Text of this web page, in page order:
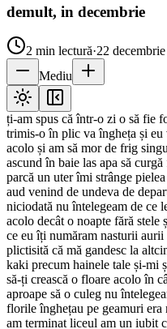
demult, in decembrie
2 min lectură·22
Mediu
ți-am spus că într-o zi o să fie
trimis-o în plic va îngheța și eu
acolo și am să mor de frig
ascund în baie las apa să
parcă un uter îmi strânge
aud venind de undeva de
niciodată nu întelegeam de ce
acolo decât o noapte fără stele
ce eu îți număram nasturii aurii
plictisită că mă gandesc la
kaki precum hainele tale și-mi
să-ți crească o floare acolo în
aproape să o culeg nu
florile înghețau pe geamuri era
am terminat liceul am un iubit